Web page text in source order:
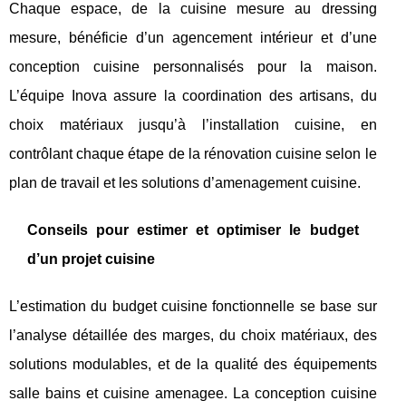
Chaque espace, de la cuisine mesure au dressing
mesure, bénéficie d’un agencement intérieur et d’une
conception cuisine personnalisés pour la maison.
L’équipe Inova assure la coordination des artisans, du
choix matériaux jusqu’à l’installation cuisine, en
contrôlant chaque étape de la rénovation cuisine selon le
plan de travail et les solutions d’amenagement cuisine.
Conseils pour estimer et optimiser le budget
d’un projet cuisine
L’estimation du budget cuisine fonctionnelle se base sur
l’analyse détaillée des marges, du choix matériaux, des
solutions modulables, et de la qualité des équipements
salle bains et cuisine amenagee. La conception cuisine